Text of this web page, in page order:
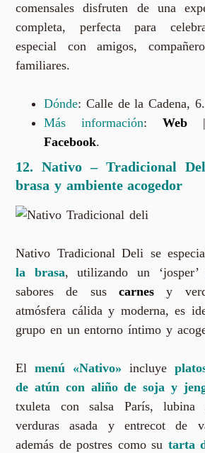
comensales disfruten de una
completa, perfecta para
especial con amigos,
familiares.
Dónde: Calle de la Cadena, 6.
Más información:Web
Facebook.
12. Nativo – Tradicional
brasa y ambiente acogedor
Nativo Tradicional Deli se
la brasa, utilizando un
sabores de suscarnes y
atmósfera cálida y moderna, es
grupo en un entorno íntimo y
El menú «Nativo» incluye
de atún con aliño de soja y
txuleta con salsa París,
verduras asada y entrecot de
además de postres como su tarta